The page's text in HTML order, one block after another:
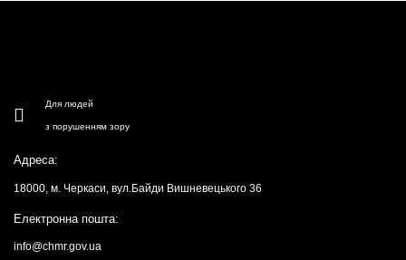
Для людей
з порушенням зору
Адреса:
18000, м. Черкаси, вул.Байди Вишневецького 36
Електронна пошта:
info@chmr.gov.ua